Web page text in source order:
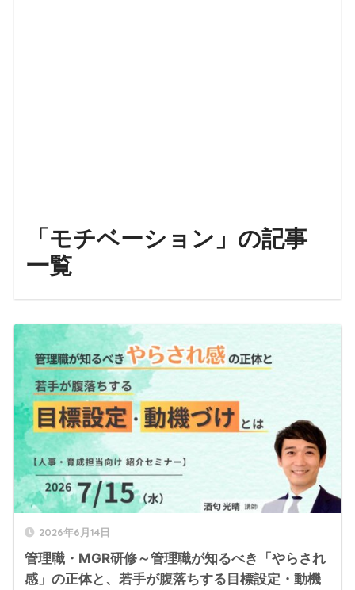
「モチベーション」の記事
一覧
2026年6月14日
管理職・MGR研修～管理職が知るべき「やらされ
感」の正体と、若手が腹落ちする目標設定・動機